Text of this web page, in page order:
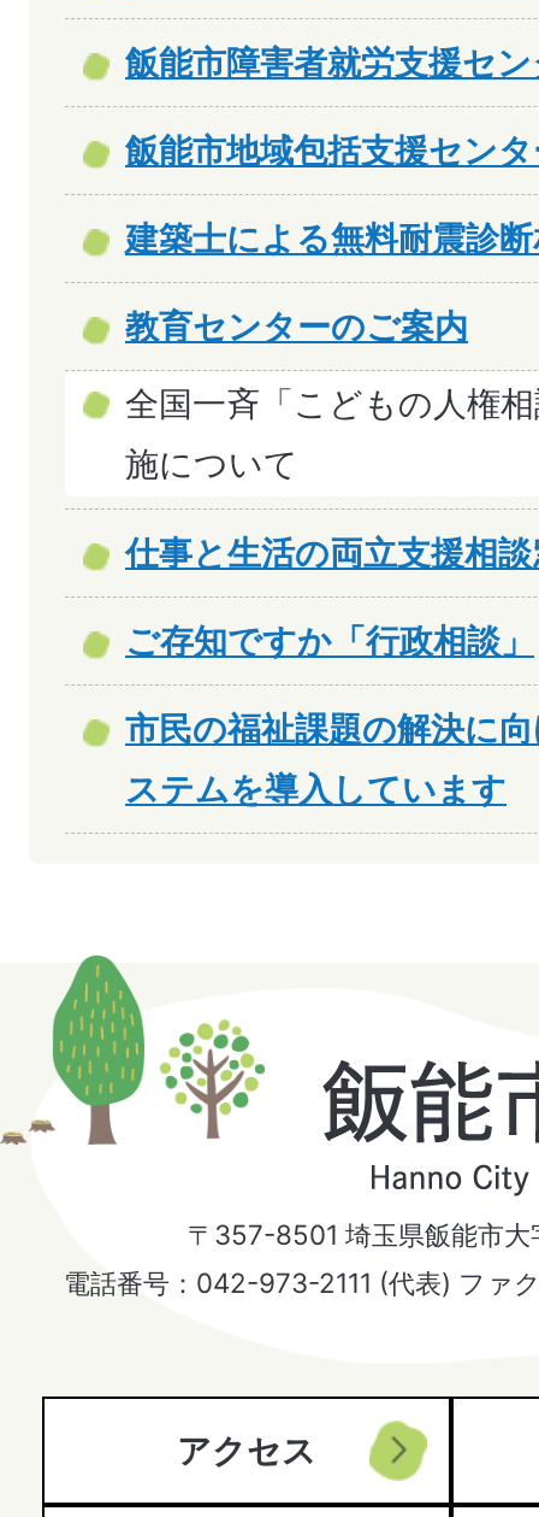
飯能市障害者就労支援セ
飯能市地域包括支援セン
建築士による無料耐震診
教育センターのご案内
全国一斉「こどもの人権
施について
仕事と生活の両立支援相
ご存知ですか「行政相談」
市民の福祉課題の解決に
ステムを導入しています
飯
能
Hanno
〒357-8501 埼玉県飯能市大
電話番号：042-973-2111 (代表) ファ
アクセス